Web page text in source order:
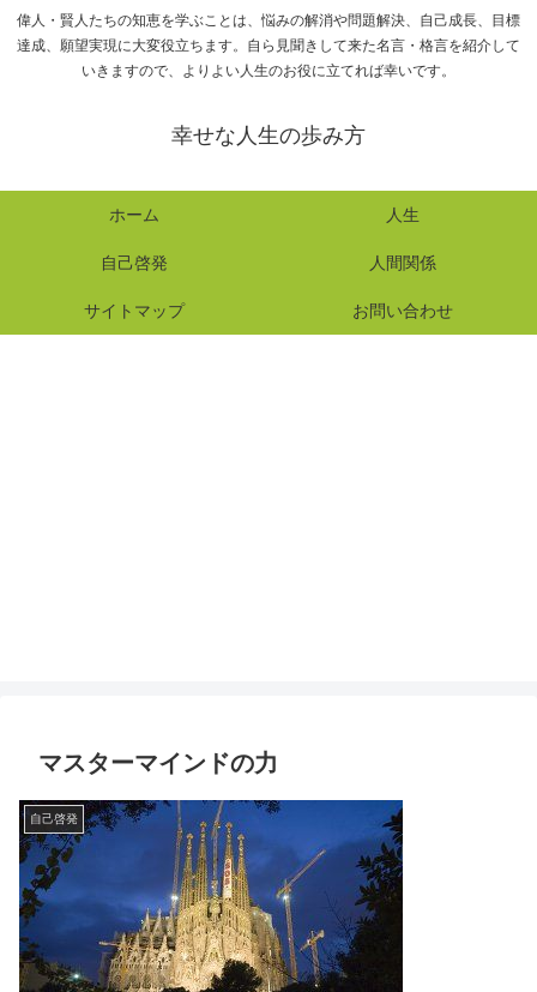
偉人・賢人たちの知恵を学ぶことは、悩みの解消や問題解決、自己成長、目標
達成、願望実現に大変役立ちます。自ら見聞きして来た名言・格言を紹介して
いきますので、よりよい人生のお役に立てれば幸いです。
幸せな人生の歩み方
ホーム 人生
自己啓発 人間関係
サイトマップ お問い合わせ
マスターマインドの力
自己啓発